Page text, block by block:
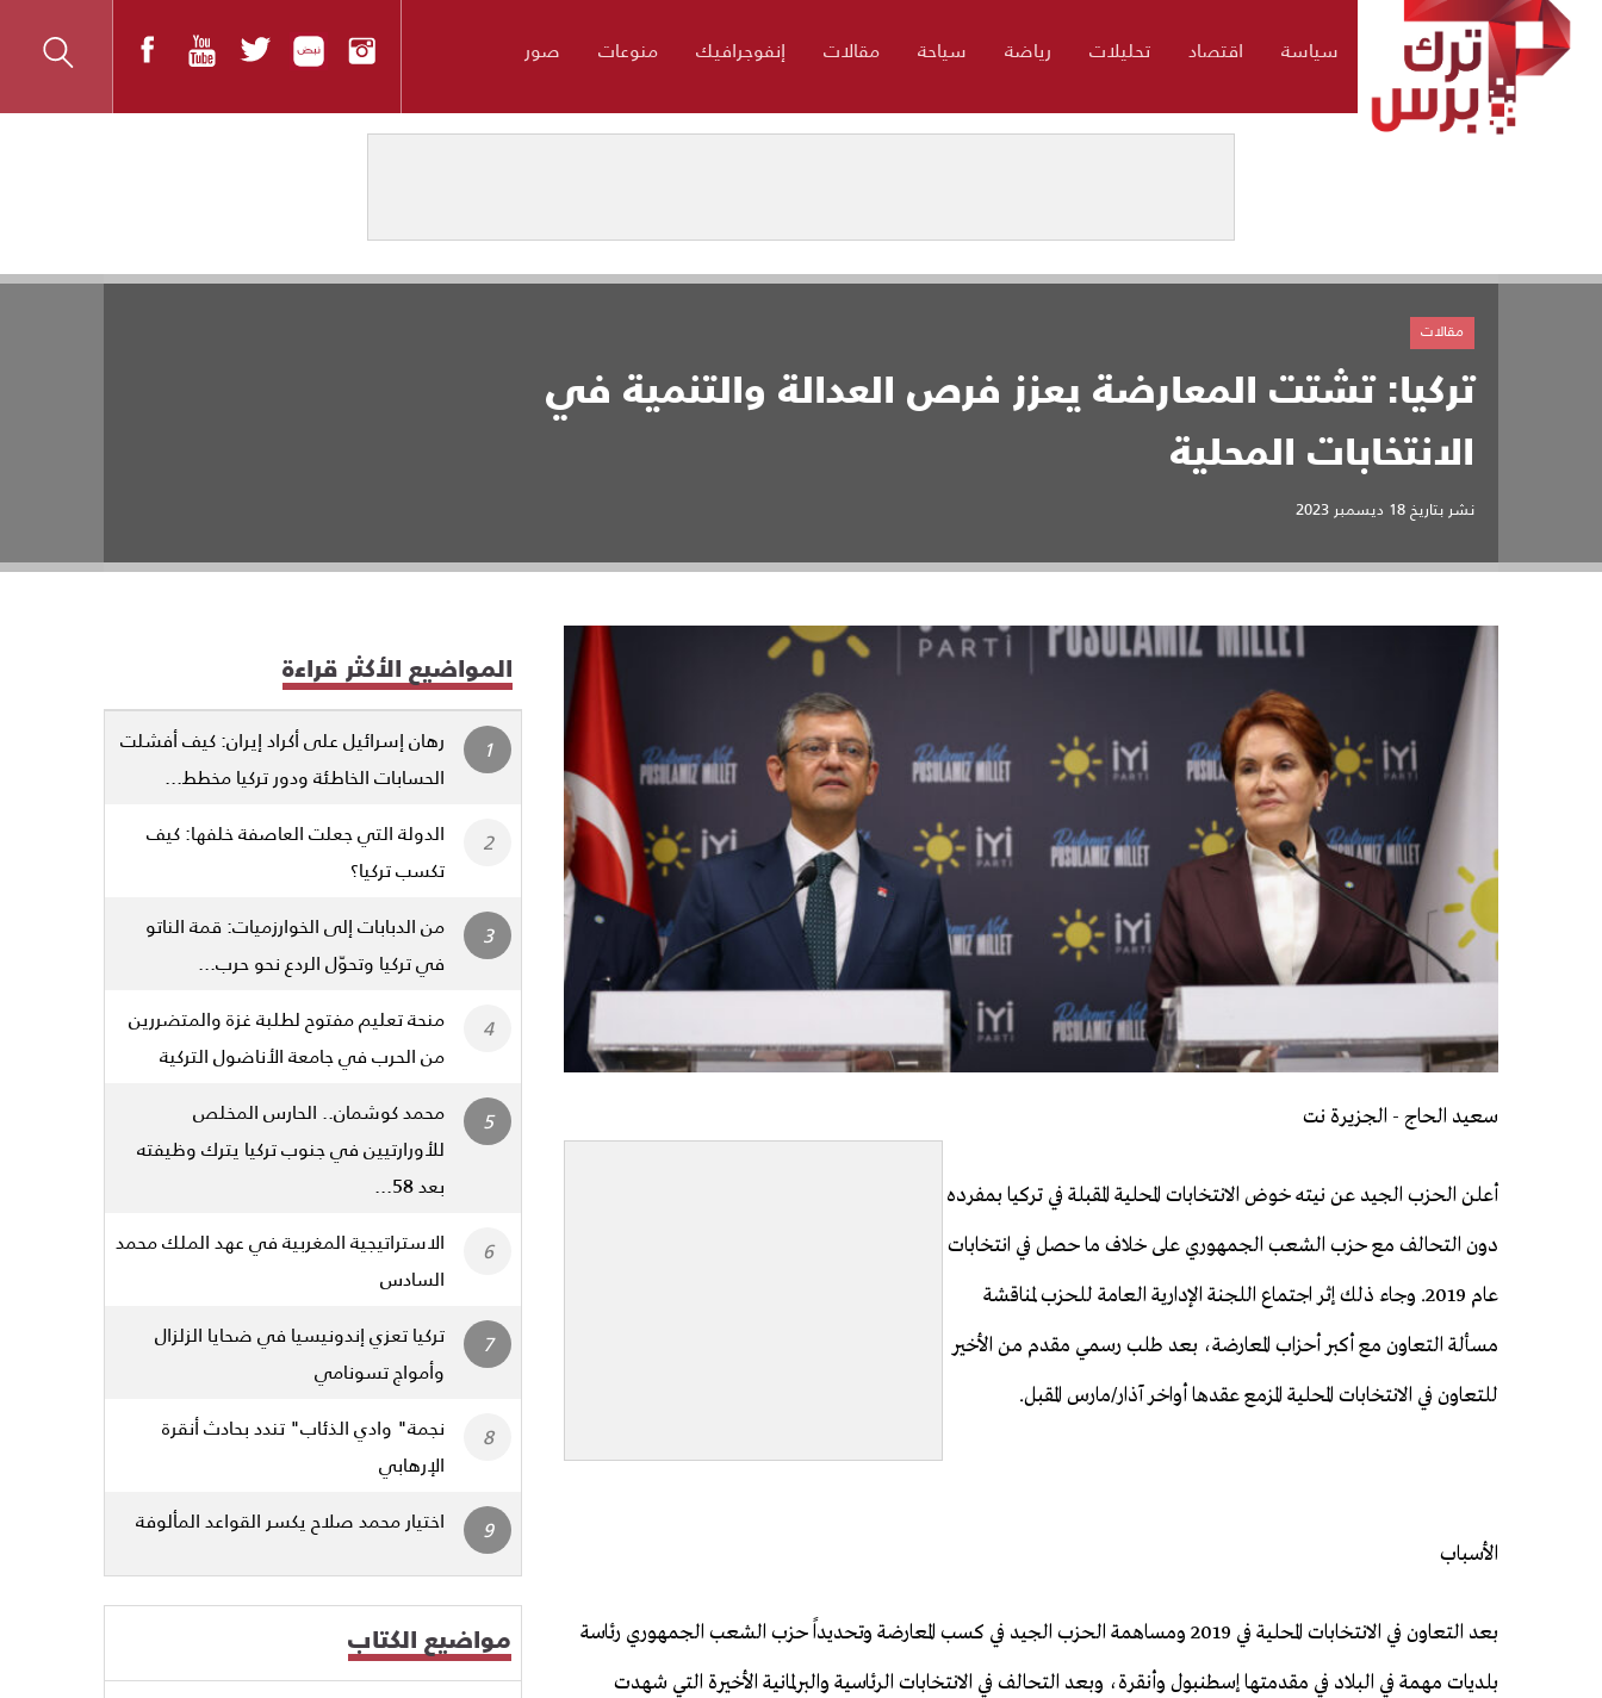
سياسة اقتصاد تحليلات رياضة سياحة مقالات إنفوجرافيك منوعات صور
تركيا: تشتت المعارضة يعزز فرص العدالة والتنمية في
الانتخابات المحلية
نشر بتاريخ18 ديسمبر 2023
مقالات
سعيد الحاج - الجزيرة نت
أعلن الحزب الجيد عن نيته خوض الانتخابات المحلية المقبلة في تركيا بمفرده
دون التحالف مع حزب الشعب الجمهوري على خلاف ما حصل في انتخابات
عام 2019. وجاء ذلك إثر اجتماع اللجنة الإدارية العامة للحزب لمناقشة
مسألة التعاون مع أكبر أحزاب المعارضة، بعد طلب رسمي مقدم من الأخير
للتعاون في الانتخابات المحلية المزمع عقدها أواخر آذار/مارس المقبل.
الأسباب
بعد التعاون في الانتخابات المحلية في 2019 ومساهمة الحزب الجيد في كسب المعارضة وتحديداً حزب الشعب الجمهوري رئاسة
بلديات مهمة في البلاد في مقدمتها إسطنبول وأنقرة، وبعد التحالف في الانتخابات الرئاسية والبرلمانية الأخيرة التي شهدت
المواضيع الأكثر قراءة
رهان إسرائيل على أكراد إيران: كيف أفشلت
الحسابات الخاطئة ودور تركيا مخطط...
الدولة التي جعلت العاصفة خلفها: كيف
تكسب تركيا؟
من الدبابات إلى الخوارزميات: قمة الناتو
في تركيا وتحوّل الردع نحو حرب...
منحة تعليم مفتوح لطلبة غزة والمتضررين
من الحرب في جامعة الأناضول التركية
محمد كوشمان.. الحارس المخلص
للأورارتيين في جنوب تركيا يترك وظيفته
بعد 58...
الاستراتيجية المغربية في عهد الملك محمد
السادس
تركيا تعزي إندونيسيا في ضحايا الزلزال
وأمواج تسونامي
نجمة" وادي الذئاب" تندد بحادث أنقرة
الإرهابي
اختيار محمد صلاح يكسر القواعد المألوفة
مواضيع الكتاب